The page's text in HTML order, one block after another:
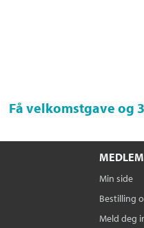
Få velkomstgave og
Min side
Bestilling
Meld deg